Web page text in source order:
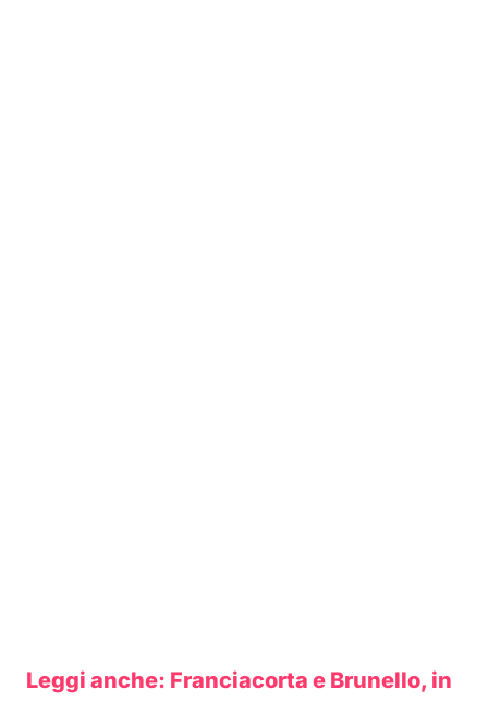
Leggi anche: Franciacorta e Brunello, in